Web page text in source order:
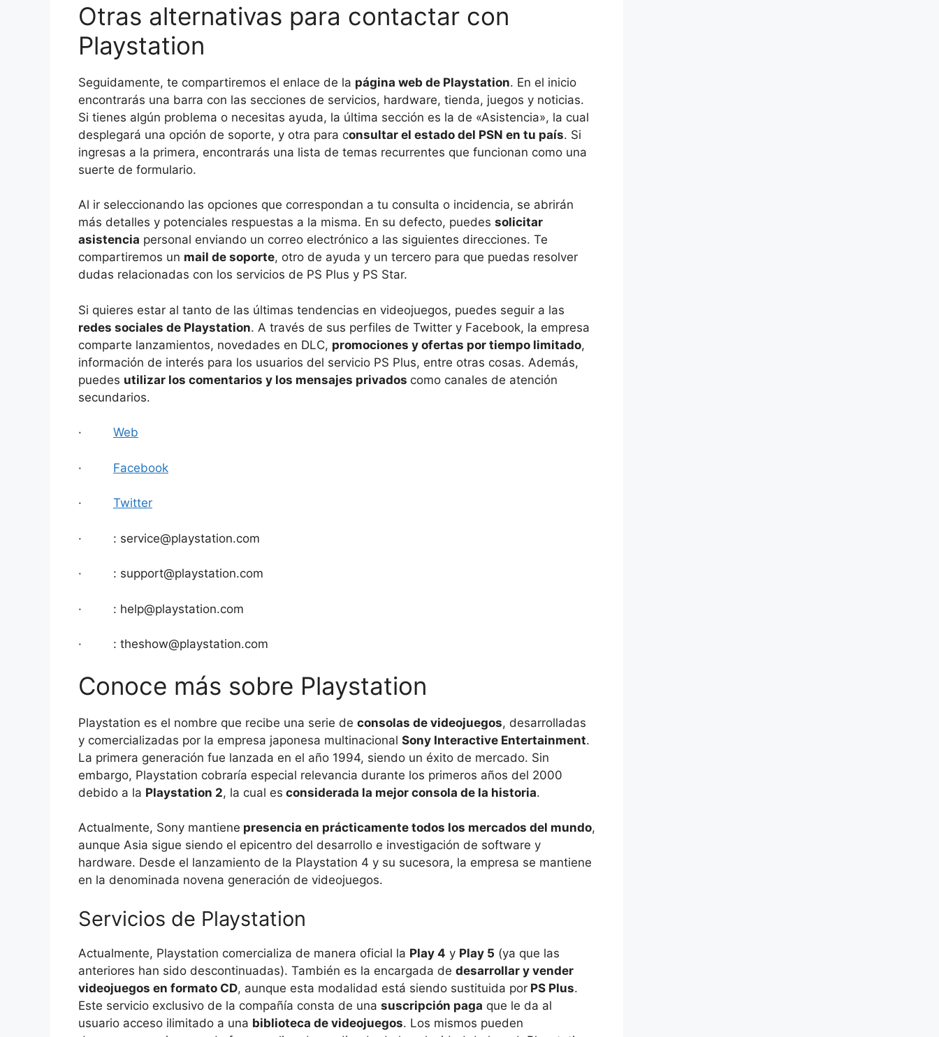
Otras alternativas para contactar con
Playstation
Seguidamente, te compartiremos el enlace de la página web de Playstation. En el inicio
encontrarás una barra con las secciones de servicios, hardware, tienda, juegos y noticias.
Si tienes algún problema o necesitas ayuda, la última sección es la de «Asistencia», la cual
desplegará una opción de soporte, y otra para consultar el estado del PSN en tu país. Si
ingresas a la primera, encontrarás una lista de temas recurrentes que funcionan como una
suerte de formulario.
Al ir seleccionando las opciones que correspondan a tu consulta o incidencia, se abrirán
más detalles y potenciales respuestas a la misma. En su defecto, puedes solicitar
asistencia personal enviando un correo electrónico a las siguientes direcciones. Te
compartiremos un mail de soporte, otro de ayuda y un tercero para que puedas resolver
dudas relacionadas con los servicios de PS Plus y PS Star.
Si quieres estar al tanto de las últimas tendencias en videojuegos, puedes seguir a las
redes sociales de Playstation. A través de sus perfiles de Twitter y Facebook, la empresa
comparte lanzamientos, novedades en DLC, promociones y ofertas por tiempo limitado,
información de interés para los usuarios del servicio PS Plus, entre otras cosas. Además,
puedes utilizar los comentarios y los mensajes privados como canales de atención
secundarios.
· Web
· Facebook
· Twitter
· : service@playstation.com
· : support@playstation.com
· : help@playstation.com
· : theshow@playstation.com
Conoce más sobre Playstation
Playstation es el nombre que recibe una serie de consolas de videojuegos, desarrolladas
y comercializadas por la empresa japonesa multinacional Sony Interactive Entertainment.
La primera generación fue lanzada en el año 1994, siendo un éxito de mercado. Sin
embargo, Playstation cobraría especial relevancia durante los primeros años del 2000
debido a la Playstation 2, la cual es considerada la mejor consola de la historia.
Actualmente, Sony mantiene presencia en prácticamente todos los mercados del mundo,
aunque Asia sigue siendo el epicentro del desarrollo e investigación de software y
hardware. Desde el lanzamiento de la Playstation 4 y su sucesora, la empresa se mantiene
en la denominada novena generación de videojuegos.
Servicios de Playstation
Actualmente, Playstation comercializa de manera oficial la Play 4 y Play 5 (ya que las
anteriores han sido descontinuadas). También es la encargada de desarrollar y vender
videojuegos en formato CD, aunque esta modalidad está siendo sustituida por PS Plus.
Este servicio exclusivo de la compañía consta de una suscripción paga que le da al
usuario acceso ilimitado a una biblioteca de videojuegos. Los mismos pueden